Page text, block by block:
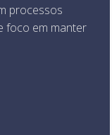
processos
foco em manter